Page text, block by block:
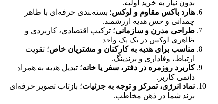
بدون نیاز به خرید اولیه.
هارد باکس مقاوم و لوکس؛ بسته‌بندی حرفه‌ای با ظاهر
چمدانی و حس هدیه ارزشمند.
طراحی مدرن و سازمانی؛ ترکیب اقتصادی، کاربردی و
ظاهری لوکس در یک پک واحد.
مناسب برای هدیه به کارکنان و مشتریان خاص؛ تقویت
ارتباط، وفاداری و برندینگ.
کاربرد روزمره در دفتر، سفر یا خانه؛ تبدیل هدیه به همراه
دائمی کاربر.
نماد انرژی، تمرکز و توجه به جزئیات؛ بازتاب تصویر حرفه‌ای
برند شما در ذهن مخاطب.